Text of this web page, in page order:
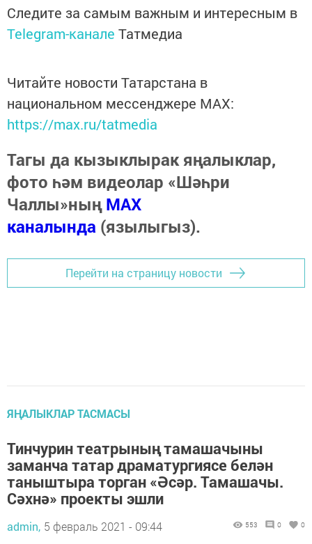
Следите за самым важным и интересным в
Telegram-канале Татмедиа
Читайте новости Татарстана в
национальном мессенджере MАХ:
https://max.ru/tatmedia
Тагы да кызыклырак яңалыклар,
фото һәм видеолар «Шәһри
Чаллы»ныңMAX
каналында (язылыгыз).
Перейти на страницу новости
ЯҢАЛЫКЛАР ТАСМАСЫ
Тинчурин театрының тамашачыны
заманча татар драматургиясе белән
таныштыра торган «Әсәр. Тамашачы.
Сәхнә» проекты эшли
admin, 5 февраль 2021 - 09:44 553 0 0